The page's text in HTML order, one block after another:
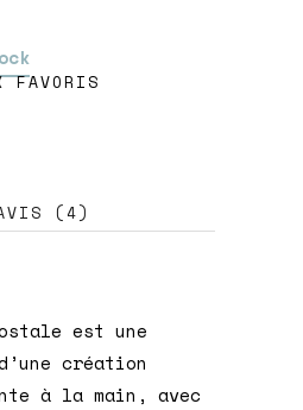
FAVORIS
(4)
est une
création
à la main, avec